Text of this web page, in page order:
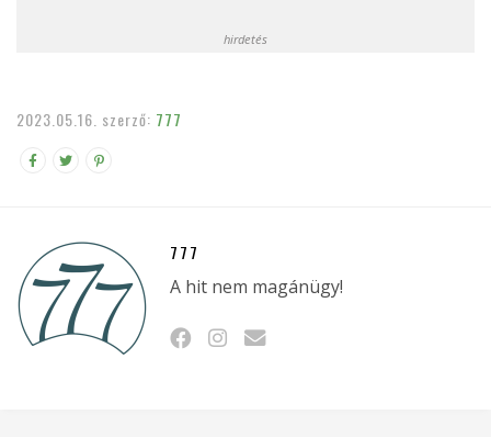
hirdetés
2023.05.16. szerző: 777
777
A hit nem magánügy!